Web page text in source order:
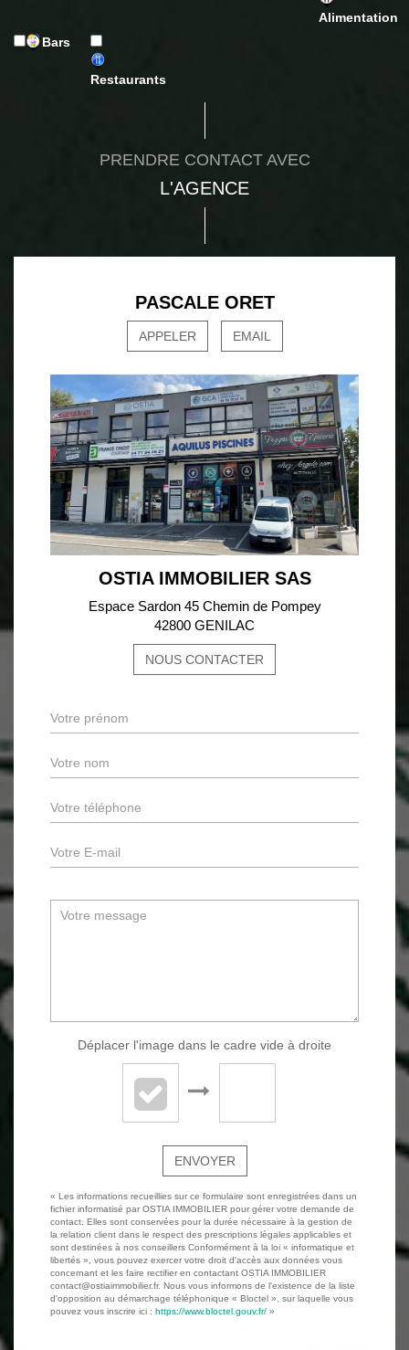
Alimentation
Bars
Restaurants
PRENDRE CONTACT AVEC
L'AGENCE
PASCALE ORET
APPELER EMAIL
OSTIA IMMOBILIER SAS
Espace Sardon 45 Chemin de Pompey
42800 GENILAC
NOUS CONTACTER
Déplacer l'image dans le cadre vide à droite
ENVOYER
« Les informations recueillies sur ce formulaire sont enregistrées dans un
fichier informatisé par OSTIA IMMOBILIER pour gérer votre demande de
contact. Elles sont conservées pour la durée nécessaire à la gestion de
la relation client dans le respect des prescriptions légales applicables et
sont destinées à nos conseillers Conformément à la loi « informatique et
libertés », vous pouvez exercer votre droit d'accès aux données vous
concernant et les faire rectifier en contactant OSTIA IMMOBILIER
contact@ostiaimmobilier.fr. Nous vous informons de l'existence de la liste
d'opposition au démarchage téléphonique « Bloctel », sur laquelle vous
pouvez vous inscrire ici : https://www.bloctel.gouv.fr/ »